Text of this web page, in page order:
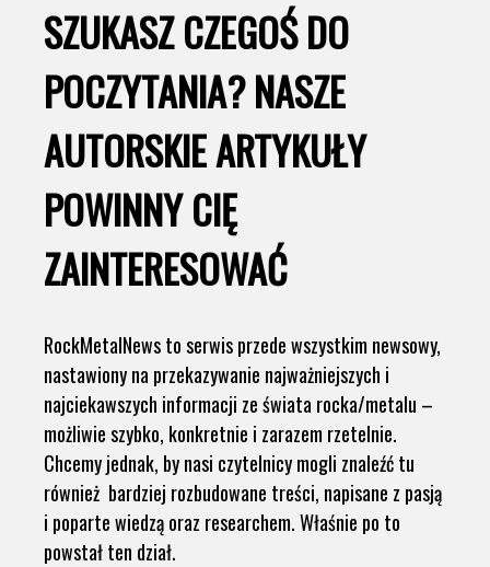
SZUKASZ CZEGOŚ DO
POCZYTANIA? NASZE
AUTORSKIE ARTYKUŁY
POWINNY CIĘ
ZAINTERESOWAĆ
RockMetalNews to serwis przede wszystkim newsowy,
nastawiony na przekazywanie najważniejszych i
najciekawszych informacji ze świata rocka/metalu –
możliwie szybko, konkretnie i zarazem rzetelnie.
Chcemy jednak, by nasi czytelnicy mogli znaleźć tu
również bardziej rozbudowane treści, napisane z pasją
i poparte wiedzą oraz researchem. Właśnie po to
powstał ten dział.